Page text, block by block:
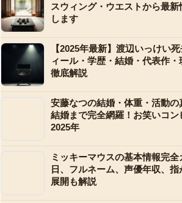
スウィング・ウエストから最
します
【2025年最新】渡辺いっけい
ィール・学歴・結婚・代表作
徹底解説
安藤なつの結婚・体重・活動
結婚まで完全網羅！お笑いコ
2025年
ミッキーマウスの基本情報完
日、フルネーム、声優年収、
展開も解説